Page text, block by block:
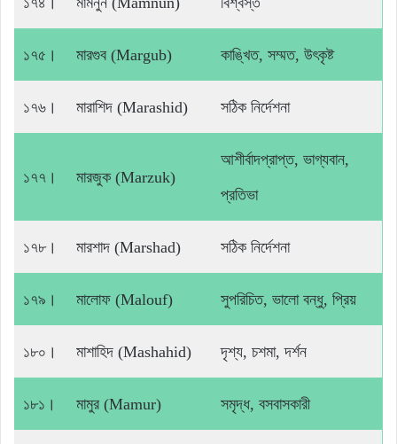
১৭৫। মারগুব (Margub) কাঙ্খিত, সম্মত, উৎকৃষ্ট
১৭৬। মারাশিদ (Marashid) সঠিক নির্দেশনা
১৭৭। মারজুক (Marzuk)
আশীর্বাদপ্রাপ্ত, ভাগ্যবান,
প্রতিভা
১৭৮। মারশাদ (Marshad) সঠিক নির্দেশনা
১৭৯। মালোফ (Malouf) সুপরিচিত, ভালো বন্ধু, প্রিয়
১৮০। মাশাহিদ (Mashahid) দৃশ্য, চশমা, দর্শন
১৮১। মামুর (Mamur) সমৃদ্ধ, বসবাসকারী